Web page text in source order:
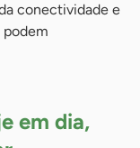
conectividade e
podem
em dia,